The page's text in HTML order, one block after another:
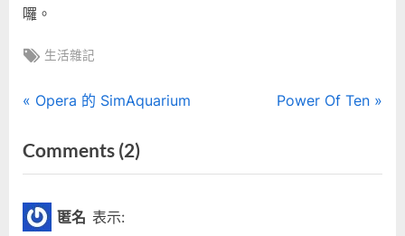
囉。
Tags:
生活雜記
文
章
導
覽
P
e
v
i
o
Opera 的 SimAquarium
N
t
Power Of Ten
Comments (2)on
“禾
匿名 表示: